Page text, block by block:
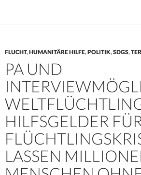
FLUCHT,HUMANITÄRE HILFE,POLITIK,SDGS,
PA UND
HILFSGELDER
LASSEN